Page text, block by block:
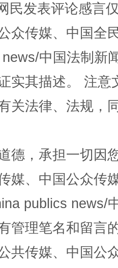
民发表评论感言
众传媒、中国全
中国法制新
实其描述。 注
关法律、法规，
德，承担一切因
媒、中国公众传
publics news/
管理笔名和留言
共传媒、中国公